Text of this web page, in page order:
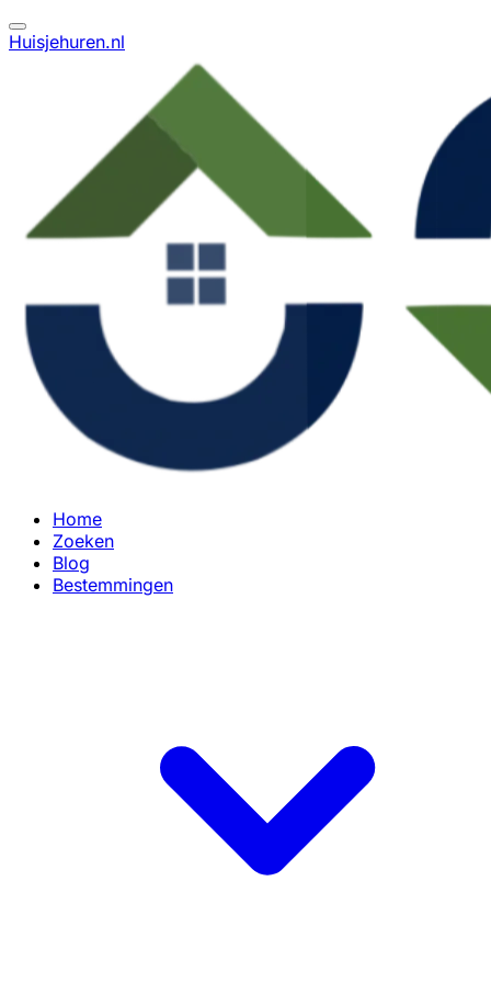
Huisjehuren.nl
Home
Zoeken
Blog
Bestemmingen